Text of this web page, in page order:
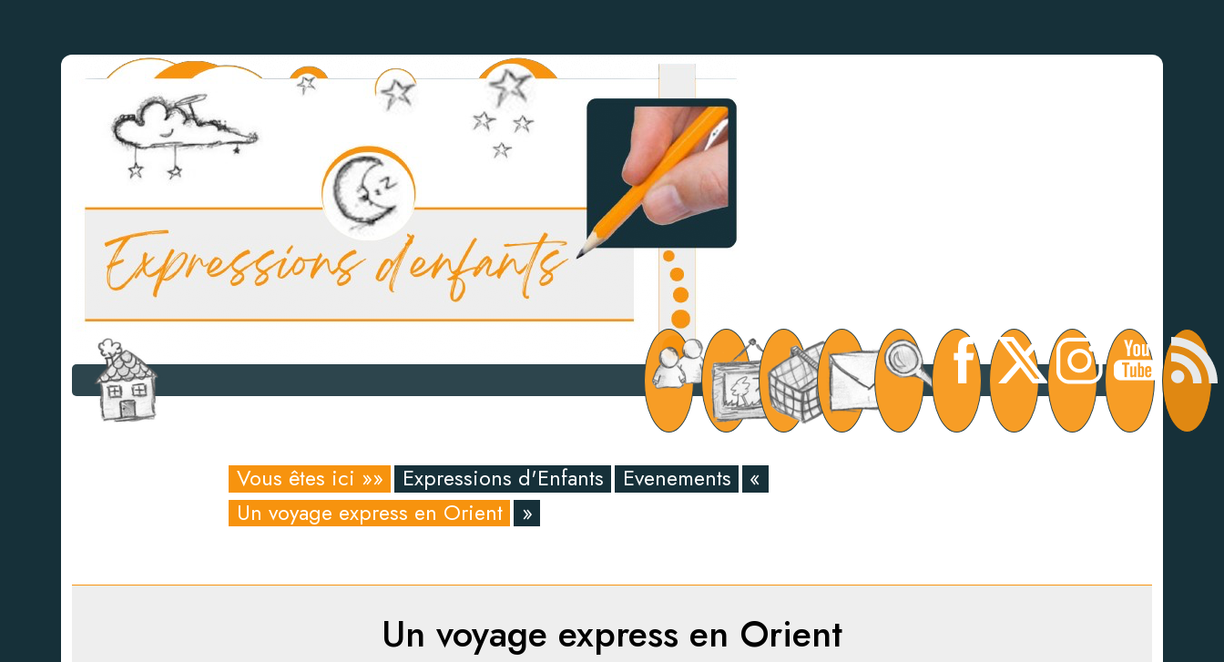
Vous êtes ici »» Expressions d'Enfants Evenements
«
Un voyage express en Orient
»
Un voyage express en Orient